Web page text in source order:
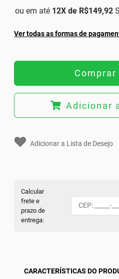
ou em até 12X de R$149,92
Ver todas as formas de
Comprar
Adicionar
Adicionar a Lista de Desejo
Calcular
frete e
prazo de
entrega:
CARACTERÍSTICAS DO